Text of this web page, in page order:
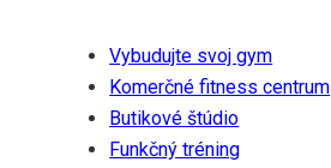
Vybudujte svoj gym
Komerčné fitness centrum
Butikové štúdio
Funkčný tréning